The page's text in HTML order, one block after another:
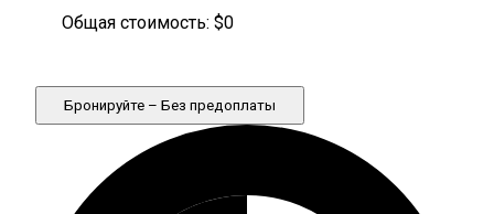
Общая стоимость: $0
Бронируйте – Без предоплаты